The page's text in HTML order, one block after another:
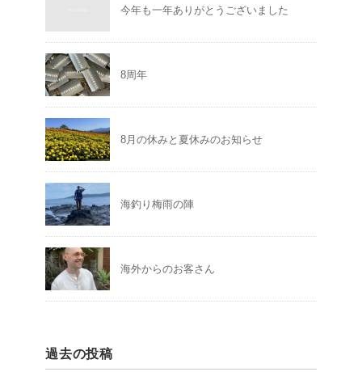
今年も一年ありがとうございました
8周年
8月の休みと夏休みのお知らせ
海釣り梅雨の陣
海外からのお客さん
過去の投稿